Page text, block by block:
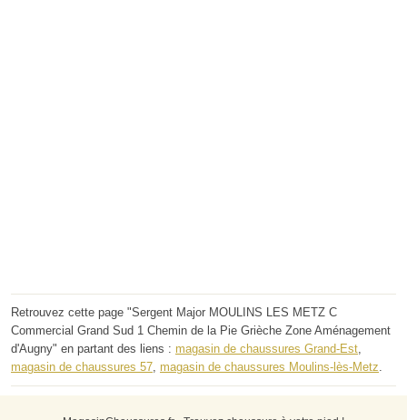
Retrouvez cette page "Sergent Major MOULINS LES METZ C
Commercial Grand Sud 1 Chemin de la Pie Grièche Zone Aménagement
d'Augny" en partant des liens : magasin de chaussures Grand-Est,
magasin de chaussures 57, magasin de chaussures Moulins-lès-Metz.